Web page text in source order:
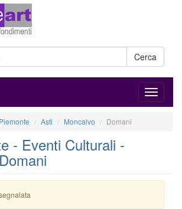
Cerca
Piemonte Asti Moncalvo Domani
- Eventi Culturali -